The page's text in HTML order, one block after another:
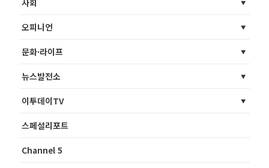
사회
오피니언
문화·라이프
뉴스발전소
이투데이TV
스페셜리포트
Channel 5